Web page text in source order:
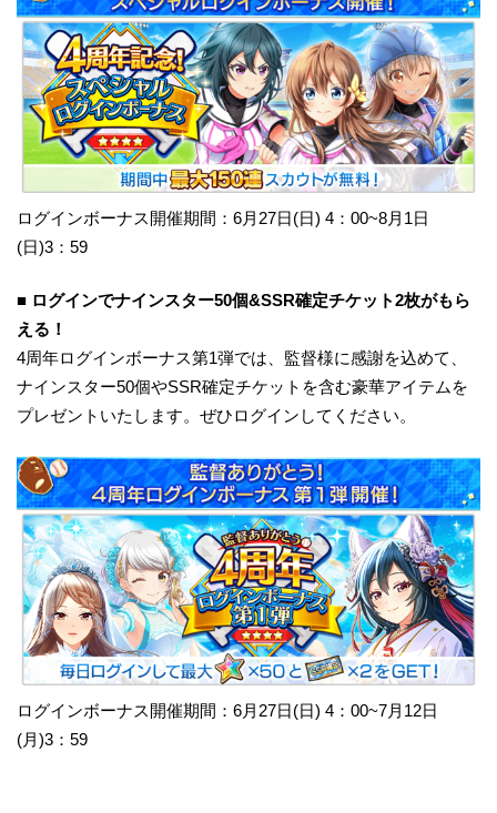
ログインボーナス開催期間：6月27日(日) 4：00~8月1日
(日)3：59
■ ログインでナインスター50個&SSR確定チケット2枚がもら
える！
4周年ログインボーナス第1弾では、監督様に感謝を込めて、
ナインスター50個やSSR確定チケットを含む豪華アイテムを
プレゼントいたします。ぜひログインしてください。
ログインボーナス開催期間：6月27日(日) 4：00~7月12日
(月)3：59